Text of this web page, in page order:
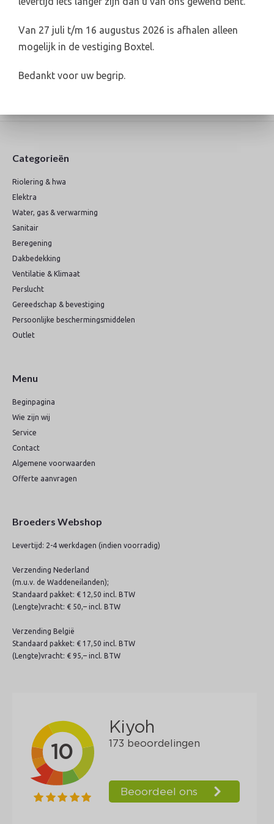
info@broederswebshop.nl
Categorieën
Riolering & hwa
Elektra
Water, gas & verwarming
Sanitair
Beregening
Dakbedekking
Ventilatie & Klimaat
Perslucht
Gereedschap & bevestiging
Persoonlijke beschermingsmiddelen
Outlet
Menu
Beginpagina
Wie zijn wij
Service
Contact
Algemene voorwaarden
Offerte aanvragen
Broeders Webshop
Levertijd: 2-4 werkdagen (indien voorradig)
Verzending Nederland
(m.u.v. de Waddeneilanden);
Standaard pakket: € 12,50 incl. BTW
(Lengte)vracht: € 50,– incl. BTW
Verzending België
Standaard pakket: € 17,50 incl. BTW
(Lengte)vracht: € 95,– incl. BTW
Van 27 juli t/m 16 augustus 2026 is afhalen alleen
mogelijk in de vestiging Boxtel.
Bedankt voor uw begrip.